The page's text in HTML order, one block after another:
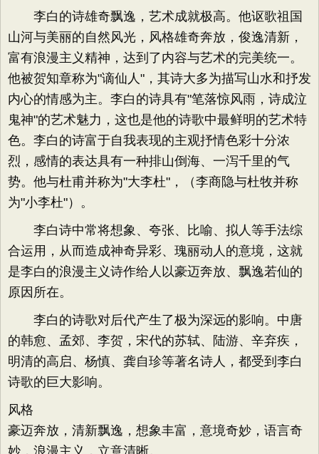
李白的诗雄奇飘逸，艺术成就极高。他讴歌祖国
山河与美丽的自然风光，风格雄奇奔放，俊逸清新，
富有浪漫主义精神，达到了内容与艺术的完美统一。
他被贺知章称为"谪仙人"，其诗大多为描写山水和抒发
内心的情感为主。李白的诗具有"笔落惊风雨，诗成泣
鬼神"的艺术魅力，这也是他的诗歌中最鲜明的艺术特
色。李白的诗富于自我表现的主观抒情色彩十分浓
烈，感情的表达具有一种排山倒海、一泻千里的气
势。他与杜甫并称为"大李杜"，（李商隐与杜牧并称
为"小李杜"）。
李白诗中常将想象、夸张、比喻、拟人等手法综
合运用，从而造成神奇异彩、瑰丽动人的意境，这就
是李白的浪漫主义诗作给人以豪迈奔放、飘逸若仙的
原因所在。
李白的诗歌对后代产生了极为深远的影响。中唐
的韩愈、孟郊、李贺，宋代的苏轼、陆游、辛弃疾，
明清的高启、杨慎、龚自珍等著名诗人，都受到李白
诗歌的巨大影响。
风格
豪迈奔放，清新飘逸，想象丰富，意境奇妙，语言奇
妙，浪漫主义，立意清晰。